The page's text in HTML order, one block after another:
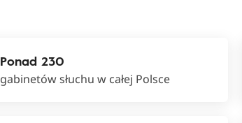
Ponad 230
gabinetów słuchu w całej Polsce